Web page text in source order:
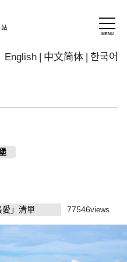
English 中文简体 한국어
」清單 77546views